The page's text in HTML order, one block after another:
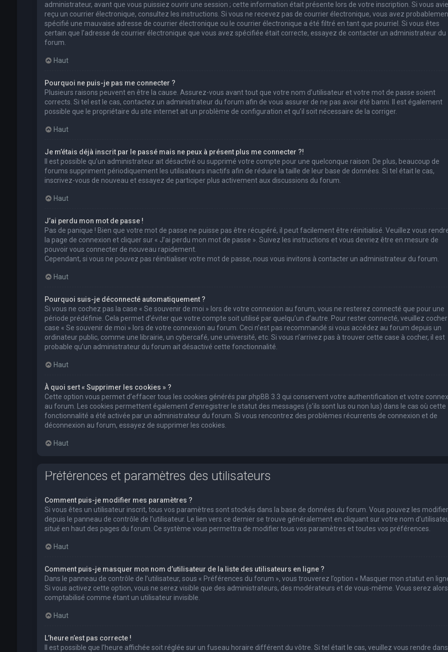
administrateur, avant que vous puissiez ouvrir une session ; cette information était présente lors de votre inscription. Si vous
reçu un courrier électronique, consultez les instructions. Si vous ne recevez pas de courrier électronique, vous avez
spécifié une mauvaise adresse de courrier électronique ou le courrier électronique a été filtré en tant que pourriel. Si vous êtes
certain que l’adresse de courrier électronique que vous avez spécifiée était correcte, essayez de contacter un administrateur du
forum.
Haut
Pourquoi ne puis-je pas me connecter ?
Plusieurs raisons peuvent en être la cause. Assurez-vous avant tout que votre nom d’utilisateur et votre mot de passe soient
corrects. Si tel est le cas, contactez un administrateur du forum afin de vous assurer de ne pas avoir été banni. Il est également
possible que le propriétaire du site internet ait un problème de configuration et qu’il soit nécessaire de la corriger.
Haut
Je m’étais déjà inscrit par le passé mais ne peux à présent plus me connecter ?!
Il est possible qu’un administrateur ait désactivé ou supprimé votre compte pour une quelconque raison. De plus, beaucoup de
forums suppriment périodiquement les utilisateurs inactifs afin de réduire la taille de leur base de données. Si tel était le cas,
inscrivez-vous de nouveau et essayez de participer plus activement aux discussions du forum.
Haut
J’ai perdu mon mot de passe !
Pas de panique ! Bien que votre mot de passe ne puisse pas être récupéré, il peut facilement être réinitialisé. Veuillez vous
la page de connexion et cliquer sur « J’ai perdu mon mot de passe ». Suivez les instructions et vous devriez être en mesure de
pouvoir vous connecter de nouveau rapidement.
Cependant, si vous ne pouvez pas réinitialiser votre mot de passe, nous vous invitons à contacter un administrateur du forum.
Haut
Pourquoi suis-je déconnecté automatiquement ?
Si vous ne cochez pas la case « Se souvenir de moi » lors de votre connexion au forum, vous ne resterez connecté que pour une
période prédéfinie. Cela permet d’éviter que votre compte soit utilisé par quelqu’un d’autre. Pour rester connecté, veuillez cocher
case « Se souvenir de moi » lors de votre connexion au forum. Ceci n’est pas recommandé si vous accédez au forum depuis un
ordinateur public, comme une librairie, un cybercafé, une université, etc. Si vous n’arrivez pas à trouver cette case à cocher, il est
probable qu’un administrateur du forum ait désactivé cette fonctionnalité.
Haut
À quoi sert « Supprimer les cookies » ?
Cette option vous permet d’effacer tous les cookies générés par phpBB 3.3 qui conservent votre authentification et votre
au forum. Les cookies permettent également d’enregistrer le statut des messages (s’ils sont lus ou non lus) dans le cas où cette
fonctionnalité a été activée par un administrateur du forum. Si vous rencontrez des problèmes récurrents de connexion et de
déconnexion au forum, essayez de supprimer les cookies.
Haut
Préférences et paramètres des utilisateurs
Comment puis-je modifier mes paramètres ?
Si vous êtes un utilisateur inscrit, tous vos paramètres sont stockés dans la base de données du forum. Vous pouvez les modifier
depuis le panneau de contrôle de l’utilisateur. Le lien vers ce dernier se trouve généralement en cliquant sur votre nom
situé en haut des pages du forum. Ce système vous permettra de modifier tous vos paramètres et toutes vos préférences.
Haut
Comment puis-je masquer mon nom d’utilisateur de la liste des utilisateurs en ligne ?
Dans le panneau de contrôle de l’utilisateur, sous « Préférences du forum », vous trouverez l’option « Masquer mon statut en
Si vous activez cette option, vous ne serez visible que des administrateurs, des modérateurs et de vous-même. Vous serez alors
comptabilisé comme étant un utilisateur invisible.
Haut
L’heure n’est pas correcte !
Il est possible que l’heure affichée soit réglée sur un fuseau horaire différent du vôtre. Si tel était le cas, veuillez vous rendre